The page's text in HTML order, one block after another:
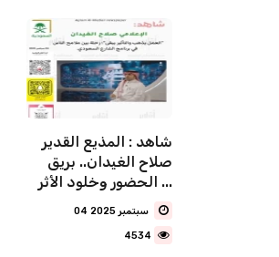
شاهد : المذيع القدير
صلاح الغيدان.. بريق
الحضور وخلود الأثر ...
4534